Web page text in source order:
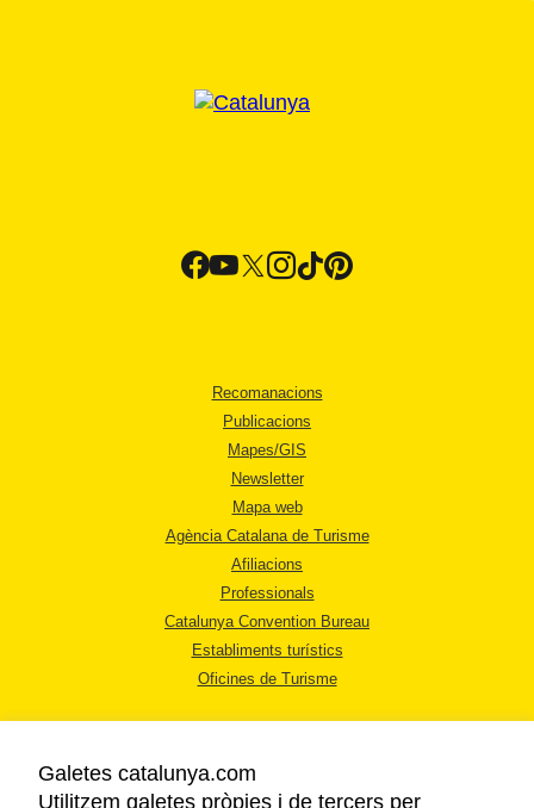
Recomanacions
Publicacions
Mapes/GIS
Newsletter
Mapa web
Agència Catalana de Turisme
Afiliacions
Professionals
Catalunya Convention Bureau
Establiments turístics
Oficines de Turisme
Galetes catalunya.com
Utilitzem galetes pròpies i de tercers per